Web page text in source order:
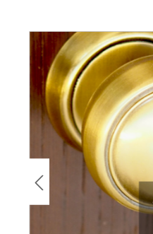
Bildergalerie überspringen